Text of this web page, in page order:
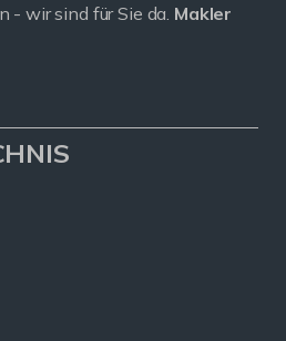
- wir sind für Sie da. Makler